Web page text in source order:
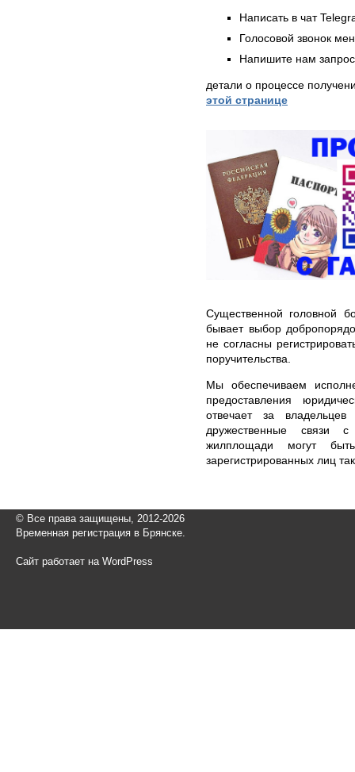
Написать в чат
Голосовой звонок
Напишите нам
детали о процессе
этой странице
Существенной головной
бывает выбор
не согласны
поручительства.
Мы обеспечиваем
предоставления
отвечает за
дружественные связи
жилплощади могут
зарегистрированных лиц
© Все права защищены, 2012-2026
Временная регистрация в Брянске.
Сайт работает на WordPress